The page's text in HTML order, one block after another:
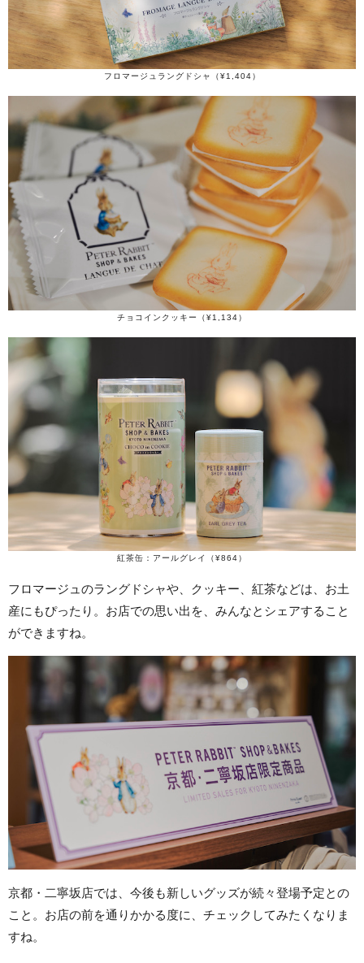
フロマージュラングドシャ（¥1,404）
チョコインクッキー（¥1,134）
紅茶缶：アールグレイ（¥864）
フロマージュのラングドシャや、クッキー、紅茶などは、お土
産にもぴったり。お店での思い出を、みんなとシェアすること
ができますね。
京都・二寧坂店では、今後も新しいグッズが続々登場予定との
こと。お店の前を通りかかる度に、チェックしてみたくなりま
すね。